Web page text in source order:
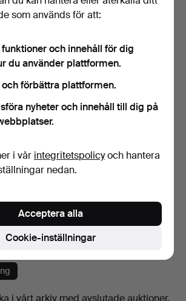
9 dagar
1958). Soppslev i sil…
9 dagar
Värdering
341 USD
i vårt arkiv med avslutade auktioner.
som används för att:
och innehåll för dig
du använder plattformen.
förbättra plattformen.
nyheter och innehåll till dig på
i vår integritetspolicyoch hantera
nedan.
Cookie-inställningar
Acceptera alla